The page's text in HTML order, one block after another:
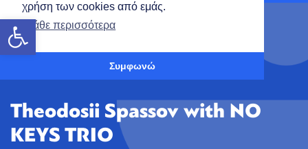
χρήση των cookies από εμάς.
Μάθε περισσότερα
Συμφωνώ
Ανοίξτε τη γραμμή εργαλείων
Theodosii Spassov with NO
KEYS TRIO